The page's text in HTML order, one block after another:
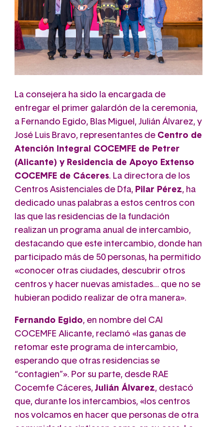
La consejera ha sido la encargada de
entregar el primer galardón de la ceremonia,
a Fernando Egido, Blas Miguel, Julián Álvarez, y
José Luis Bravo, representantes de Centro de
Atención Integral COCEMFE de Petrer
(Alicante) y Residencia de Apoyo Extenso
COCEMFE de Cáceres. La directora de los
Centros Asistenciales de Dfa, Pilar Pérez, ha
dedicado unas palabras a estos centros con
las que las residencias de la fundación
realizan un programa anual de intercambio,
destacando que este intercambio, donde han
participado más de 50 personas, ha permitido
«conocer otras ciudades, descubrir otros
centros y hacer nuevas amistades… que no se
hubieran podido realizar de otra manera».
Fernando Egido, en nombre del CAI
COCEMFE Alicante, reclamó «las ganas de
retomar este programa de intercambio,
esperando que otras residencias se
“contagien”». Por su parte, desde RAE
Cocemfe Cáceres, Julián Álvarez, destacó
que, durante los intercambios, «los centros
nos volcamos en hacer que personas de otra